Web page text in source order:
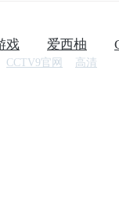
CCTV9官网 高清
戏 爱西柚